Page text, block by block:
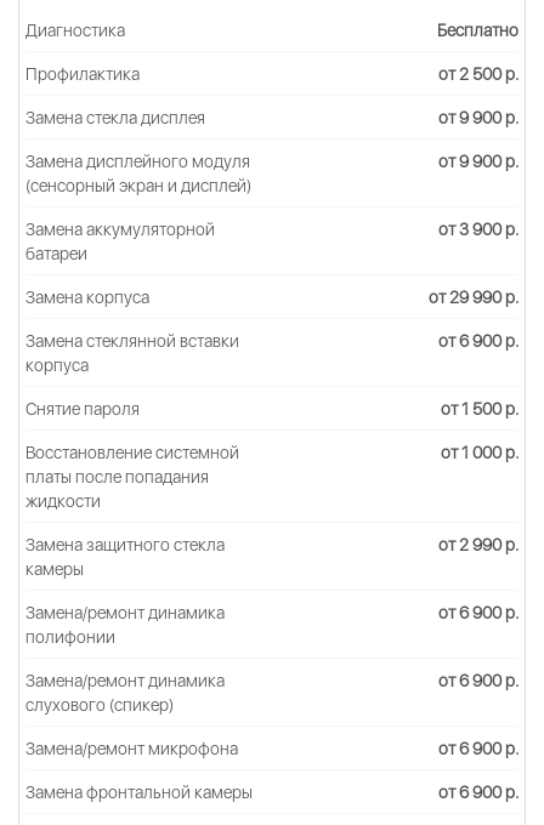
Диагностика Бесплатно
Профилактика от 2 500 р.
Замена стекла дисплея от 9 900 р.
Замена дисплейного модуля
(сенсорный экран и дисплей)
от 9 900 р.
Замена аккумуляторной
батареи
от 3 900 р.
Замена корпуса от 29 990 р.
Замена стеклянной вставки
корпуса
от 6 900 р.
Снятие пароля от 1 500 р.
Восстановление системной
платы после попадания
жидкости
от 1 000 р.
Замена защитного стекла
камеры
от 2 990 р.
Замена/ремонт динамика
полифонии
от 6 900 р.
Замена/ремонт динамика
слухового (спикер)
от 6 900 р.
Замена/ремонт микрофона от 6 900 р.
Замена фронтальной камеры от 6 900 р.